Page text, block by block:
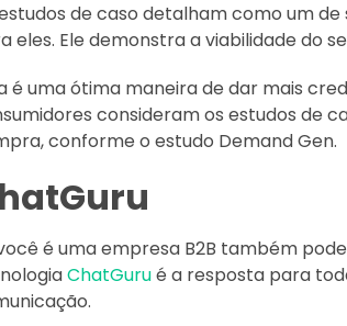
de caso detalham como um
eles. Ele demonstra a viabilidade do
é uma ótima maneira de dar mais
consideram os estudos de
conforme o estudo Demand Gen.
é uma empresa B2B também
ChatGurué a resposta para